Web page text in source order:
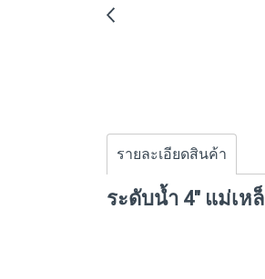
รายละเอียดสินค้า
ระดับน้ำ 4" แม่เห